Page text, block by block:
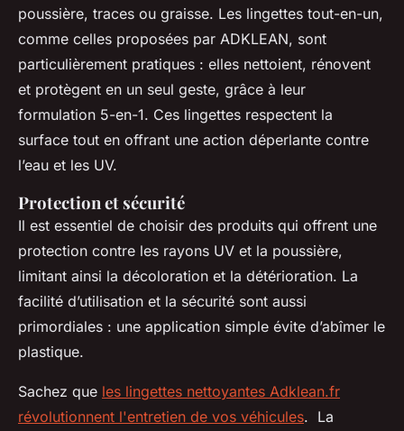
poussière, traces ou graisse. Les lingettes tout-en-un,
comme celles proposées par ADKLEAN, sont
particulièrement pratiques : elles nettoient, rénovent
et protègent en un seul geste, grâce à leur
formulation 5-en-1. Ces lingettes respectent la
surface tout en offrant une action déperlante contre
l’eau et les UV.
Protection et sécurité
Il est essentiel de choisir des produits qui offrent une
protection contre les rayons UV et la poussière,
limitant ainsi la décoloration et la détérioration. La
facilité d’utilisation et la sécurité sont aussi
primordiales : une application simple évite d’abîmer le
plastique.
Sachez que les lingettes nettoyantes Adklean.fr
révolutionnent l'entretien de vos véhicules. La